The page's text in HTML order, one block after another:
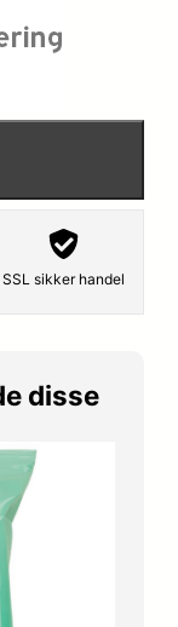
r
:
9
,
7
SSL sikker handel
disse